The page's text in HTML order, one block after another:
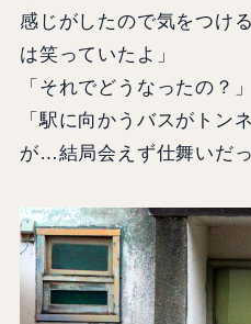
感じがしたので気をつけ
は笑っていたよ」
「それでどうなったの？」
「駅に向かうバスがトン
が…結局会えず仕舞いだっ